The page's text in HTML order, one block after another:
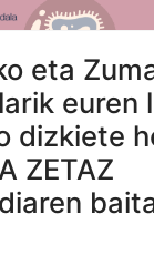
eta
euren
dizkiete
ZETAZ